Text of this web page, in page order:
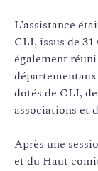
L’assistance
CLI, issus de
également
dotés de CLI,
associations et
Après une
et du Haut